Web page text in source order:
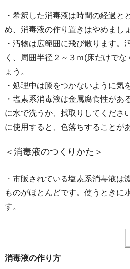
・希釈した消毒液は時間の経過と
め、消毒液の作り置きはやめましょ
・汚物は広範囲に飛び散ります。
く、周囲半径２～３ｍ(床だけで
ょう。
・処理中は膝をつかないように気
・塩素系消毒液は金属腐食性があ
に水で洗うか、拭取りしてくださ
に使用すると、色落ちすることが
＜消毒液のつくりかた＞
・市販されている塩素系消毒液は
ものがほとんどです。使うときに
す。
消毒液の作り方